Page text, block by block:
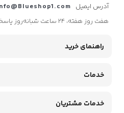
آدرس ایمیل
هفت روز هفته، ۲۴ ساعت شبانه‌روز پاسخگوی شما هستیم.
راهنمای خرید
خدمات
خدمات مشتریان